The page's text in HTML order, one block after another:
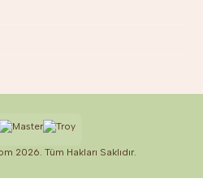
2026. Tüm Hakları Saklıdır.